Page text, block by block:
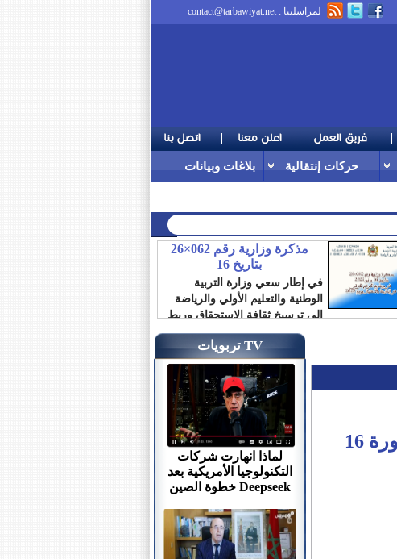
لمراسلتنا : contact@tarbawiyat.net
حركات إنتقالية بلاغات وبيانات
مذكرة وزارية رقم 062×26
بتاريخ 16
في إطار سعي وزارة التربية
الوطنية والتعليم الأولي والرياضة
إلى ترسيخ ثقافة الاستحقاق وربط
الترقية بالمردودية،...
تربويات TV
لماذا انهارت شركات
التكنولوجيا الأمريكية بعد
خطوة الصين Deepseek
فريق فرع مراكش للمؤسسة ، يتوج بطلا للدورة 16